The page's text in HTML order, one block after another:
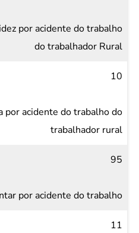
por acidente do trabalho
do trabalhador Rural
10
por acidente do trabalho do
trabalhador rural
95
por acidente do trabalho
11